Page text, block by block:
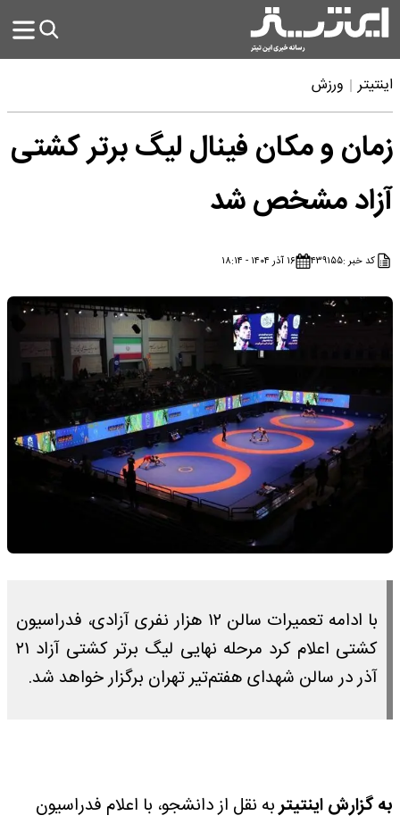
اینتیتر ورزش
زمان و مکان فینال لیگ برتر کشتی
آزاد مشخص شد
کد خبر :۴۳۹۱۵۵ ۱۶ آذر ۱۴۰۴ - ۱۸:۱۴
با ادامه تعمیرات سالن ۱۲ هزار نفری آزادی، فدراسیون
کشتی اعلام کرد مرحله نهایی لیگ برتر کشتی آزاد ۲۱
آذر در سالن شهدای هفتم‌تیر تهران برگزار خواهد شد.
به گزارش اینتیتربه نقل از دانشجو، با اعلام فدراسیون